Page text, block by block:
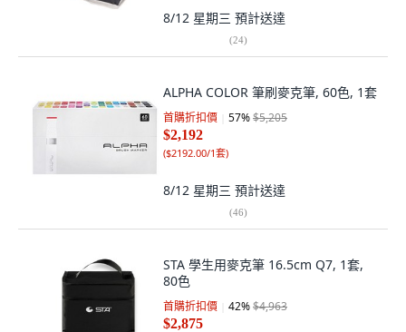
8/12 星期三 預計送達
(24)
ALPHA COLOR 筆刷麥克筆, 60色, 1套
首購折扣價 57%$5,205
$2,192
($2192.00/1套)
8/12 星期三 預計送達
(46)
STA 學生用麥克筆 16.5cm Q7, 1套,
80色
首購折扣價 42%$4,963
$2,875